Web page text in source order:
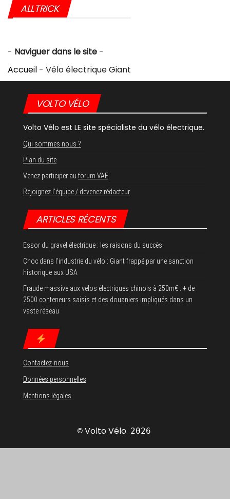
ALLTRICK
- Naviguer dans le site -
Accueil - Vélo électrique Giant
VOLTO VÉLO
Volto Vélo est LE site spécialiste du vélo électrique.
Qui sommes nous ?
Plan du site
Venez participer au forum VAE
Rejoignez l’équipe / devenez rédacteur
ARTICLES RÉCENTS
Essor du gravel électrique : les raisons du succès
Choc dans l’industrie du vélo : Giant frappé par une sanction
historique aux USA
Fraude massive aux vélos électriques chinois à 250m€ : + de
2500 conteneurs saisis et des douaniers impliqués dans un
vaste réseau
Contactez-nous
Données personnelles
Mentions légales
©Volto Vélo 2026